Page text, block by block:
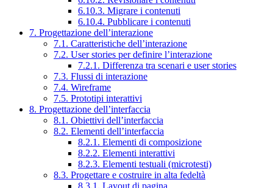
6.10.3. Migrare i contenuti
6.10.4. Pubblicare i contenuti
7. Progettazione dell’interazione
7.1. Caratteristiche dell’interazione
7.2. User stories per definire l’interazione
7.2.1. Differenza tra scenari e user stories
7.3. Flussi di interazione
7.4. Wireframe
7.5. Prototipi interattivi
8. Progettazione dell’interfaccia
8.1. Obiettivi dell’interfaccia
8.2. Elementi dell’interfaccia
8.2.1. Elementi di composizione
8.2.2. Elementi interattivi
8.2.3. Elementi testuali (microtesti)
8.3. Progettare e costruire in alta fedeltà
8.3.1. Layout di pagina